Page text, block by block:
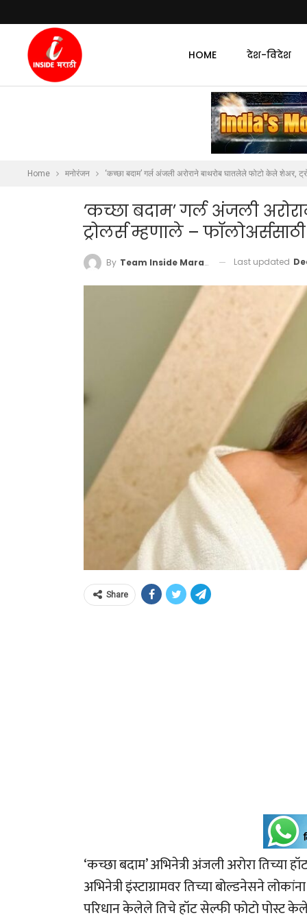
HOME देश-विदेश
Home मनोरंजन ‘कच्छा बदाम’ गर्ल अंजली अरोराने बाथरोब घातलेले फोटो केले शेअर,
‘कच्छा बदाम’ गर्ल अंजली
ट्रोलर्स म्हणाले –
By Team Inside Marathi Last updated
Share
‘कच्छा बदाम’ अभिनेत्री अंजली अरोरा
अभिनेत्री इंस्टाग्रामवर तिच्या बोल्डनेसने
परिधान केलेले तिचे हॉट सेल्फी फोटो पोस्ट